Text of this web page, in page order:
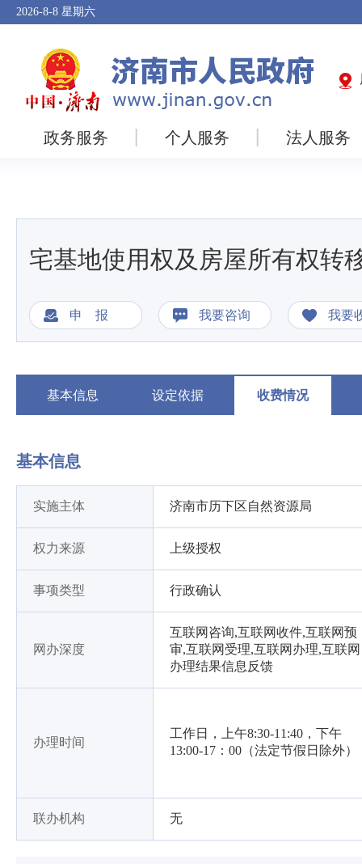
2026-8-8 星期六
政务服务 个人服务 法人服务
宅基地使用权及房屋所有权转
申 报 我要咨询 我要
基本信息 设定依据 收费情况
基本信息
实施主体 济南市历下区自然资源局
权力来源 上级授权
事项类型 行政确认
网办深度
互联网咨询,互联网收件,互联网预
审,互联网受理,互联网办理,互联网
办理结果信息反馈
办理时间
工作日，上午8:30-11:40，下午
13:00-17：00（法定节假日除外）
联办机构 无